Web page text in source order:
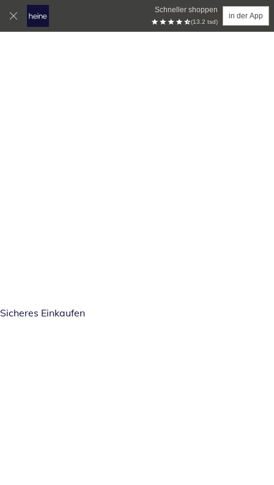
Schneller shoppen
(13.2 tsd)
in der App
Sicheres Einkaufen